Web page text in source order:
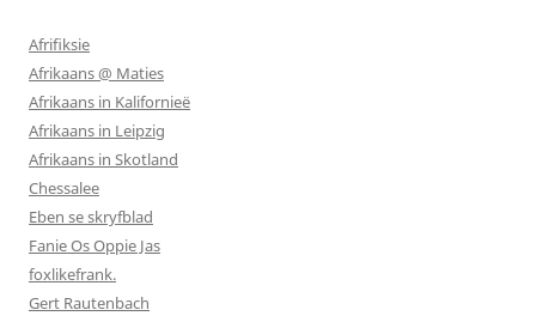
Afrifiksie
Afrikaans @ Maties
Afrikaans in Kalifornieë
Afrikaans in Leipzig
Afrikaans in Skotland
Chessalee
Eben se skryfblad
Fanie Os Oppie Jas
foxlikefrank.
Gert Rautenbach